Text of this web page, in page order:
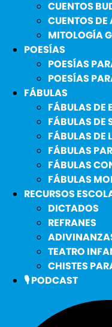
CUENTOS
CUENTOS DE
MITOLOGÍA
POESÍAS
POESÍAS
POESÍAS
FÁBULAS
FÁBULAS DE
FÁBULAS DE
FÁBULAS DE
FÁBULAS
FÁBULAS
FÁBULAS
RECURSOS
DICTADOS
REFRANES
TEATRO
CHISTES
🎙️ PODCAST